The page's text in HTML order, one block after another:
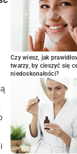
Czy wiesz, jak
twarzy, by cieszyć się
niedoskonałości?